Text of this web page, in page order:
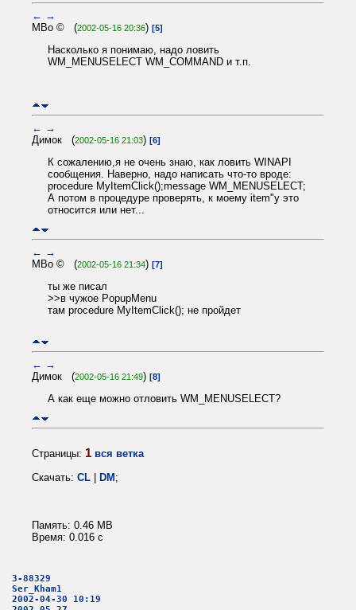
← →
MBo © (2002-05-16 20:36) [5]
Насколько я понимаю, надо ловить
WM_MENUSELECT WM_COMMAND и т.п.
← →
Димок (2002-05-16 21:03) [6]
К сожалению,я не очень знаю, как ловить WINAPI
сообщения. Наверно, надо написать что-то вроде:
procedure MyItemClick();message WM_MENUSELECT;
А потом в процедуре проверять, к моему item"у это
относится или нет...
← →
MBo © (2002-05-16 21:34) [7]
ты же писал
>>в чужое PopupMenu
там procedure MyItemClick(); не пройдет
← →
Димок (2002-05-16 21:49) [8]
А как еще можно отловить WM_MENUSELECT?
Страницы: 1 вся ветка
Скачать: CL | DM;
Память: 0.46 MB
Время: 0.016 c
3-88329
Ser_Kham1
2002-04-30 10:19